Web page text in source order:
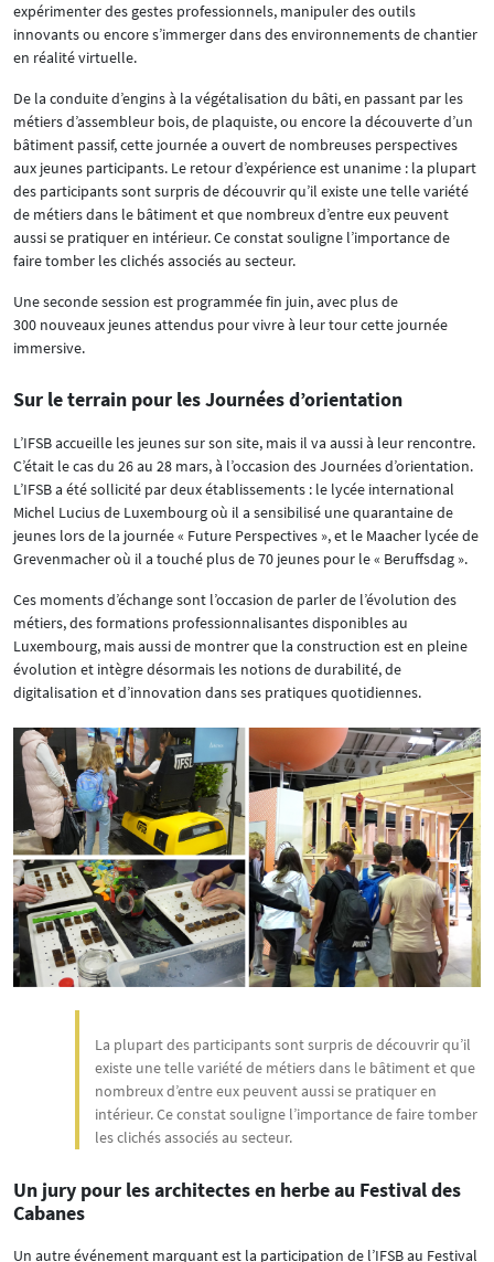
expérimenter des gestes professionnels, manipuler des outils
innovants ou encore s’immerger dans des environnements de chantier
en réalité virtuelle.
De la conduite d’engins à la végétalisation du bâti, en passant par les
métiers d’assembleur bois, de plaquiste, ou encore la découverte d’un
bâtiment passif, cette journée a ouvert de nombreuses perspectives
aux jeunes participants. Le retour d’expérience est unanime : la plupart
des participants sont surpris de découvrir qu’il existe une telle variété
de métiers dans le bâtiment et que nombreux d’entre eux peuvent
aussi se pratiquer en intérieur. Ce constat souligne l’importance de
faire tomber les clichés associés au secteur.
Une seconde session est programmée fin juin, avec plus de
300 nouveaux jeunes attendus pour vivre à leur tour cette journée
immersive.
Sur le terrain pour les Journées d’orientation
L’IFSB accueille les jeunes sur son site, mais il va aussi à leur rencontre.
C’était le cas du 26 au 28 mars, à l’occasion des Journées d’orientation.
L’IFSB a été sollicité par deux établissements : le lycée international
Michel Lucius de Luxembourg où il a sensibilisé une quarantaine de
jeunes lors de la journée « Future Perspectives », et le Maacher lycée de
Grevenmacher où il a touché plus de 70 jeunes pour le « Beruffsdag ».
Ces moments d’échange sont l’occasion de parler de l’évolution des
métiers, des formations professionnalisantes disponibles au
Luxembourg, mais aussi de montrer que la construction est en pleine
évolution et intègre désormais les notions de durabilité, de
digitalisation et d’innovation dans ses pratiques quotidiennes.
La plupart des participants sont surpris de découvrir qu’il
existe une telle variété de métiers dans le bâtiment et que
nombreux d’entre eux peuvent aussi se pratiquer en
intérieur. Ce constat souligne l’importance de faire tomber
les clichés associés au secteur.
Un jury pour les architectes en herbe au Festival des
Cabanes
Un autre événement marquant est la participation de l’IFSB au Festival